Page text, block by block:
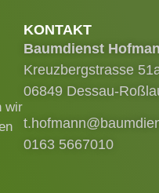
KONTAKT
Baumdienst
Kreuzbergstrasse
06849 Dessau-
0163 5667010
wir